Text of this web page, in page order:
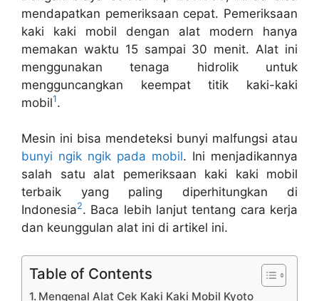
mendapatkan pemeriksaan cepat. Pemeriksaan
kaki kaki mobil dengan alat modern hanya
memakan waktu 15 sampai 30 menit. Alat ini
menggunakan tenaga hidrolik untuk
mengguncangkan keempat titik kaki-kaki
mobil1.
Mesin ini bisa mendeteksi bunyi malfungsi atau
bunyi ngik ngik pada mobil. Ini menjadikannya
salah satu alat pemeriksaan kaki kaki mobil
terbaik yang paling diperhitungkan di
Indonesia2. Baca lebih lanjut tentang cara kerja
dan keunggulan alat ini di artikel ini.
Table of Contents
Mengenal Alat Cek Kaki Kaki Mobil Kyoto